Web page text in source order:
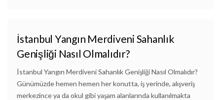
İstanbul Yangın Merdiveni Sahanlık
Genişliği Nasıl Olmalıdır?
İstanbul Yangın Merdiveni Sahanlık Genişliği Nasıl Olmalıdır?
Günümüzde hemen hemen her konutta, iş yerinde, alışveriş
merkezince ya da okul gibi yaşam alanlarında kullanılmakta